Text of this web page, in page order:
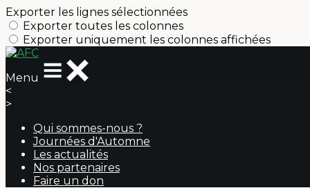
Exporter les lignes sélectionnées
Exporter toutes les colonnes
Exporter uniquement les colonnes affichées
Menu
<
>
Qui sommes-nous ?
Journées d'Automne
Les actualités
Nos partenaires
Faire un don